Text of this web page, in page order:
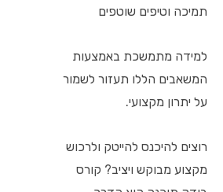
תמיכה וטיפים שוטפים
למידה מתמשכת באמצעות
המשאבים הללו תעזור לשמור
על יתרון מקצועי.
רוצים להיכנס להייטק ולרכוש
מקצוע מבוקש ויציב? קורס